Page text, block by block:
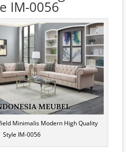
IM-0056
Minimalis Modern High Quality
Style IM-0056